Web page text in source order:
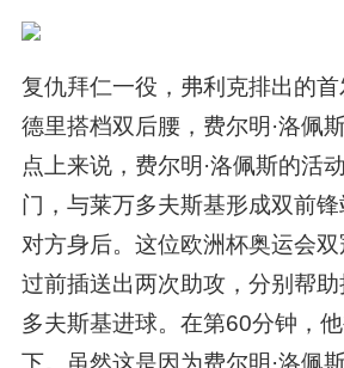
复仇拜仁一役，弗利克排出的
德里搭档双后腰，费尔明·洛佩
点上来说，费尔明·洛佩斯的活
门，与莱万多夫斯基形成双前
对方身后。这位欧洲杯奥运会
过前插送出两次助攻，分别帮
多夫斯基进球。在第60分钟，